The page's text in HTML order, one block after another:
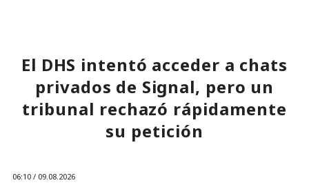
El DHS intentó acceder a chats
privados de Signal, pero un
tribunal rechazó rápidamente
su petición
06:10 / 09.08.2026